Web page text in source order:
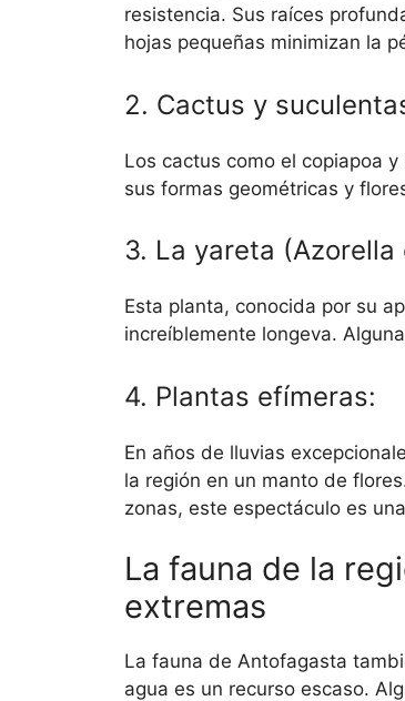
resistencia. Sus raíces
hojas pequeñas minimizan la
2. Cactus y
Los cactus como el copiapoa
sus formas geométricas y
3. La yareta (Azorella
Esta planta, conocida por su
increíblemente longeva.
4. Plantas efímeras:
En años de lluvias
la región en un manto de
zonas, este espectáculo es
La fauna de la
extremas
La fauna de Antofagasta
agua es un recurso escaso.